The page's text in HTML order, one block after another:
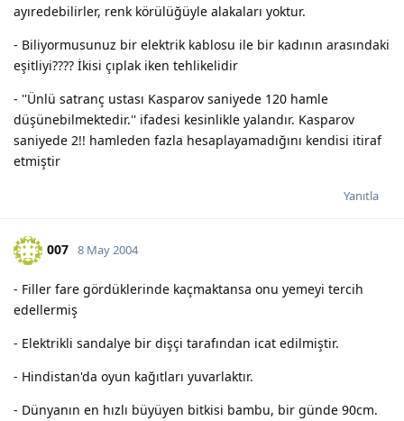
ayıredebilirler, renk körülüğüyle alakaları yoktur.
- Biliyormusunuz bir elektrik kablosu ile bir kadının arasındaki
eşitliyi???? İkisi çıplak iken tehlikelidir
- ''Ünlü satranç ustası Kasparov saniyede 120 hamle
düşünebilmektedir.'' ifadesi kesinlikle yalandır. Kasparov
saniyede 2!! hamleden fazla hesaplayamadığını kendisi itiraf
etmiştir
Yanıtla
007 8 May 2004
- Filler fare gördüklerinde kaçmaktansa onu yemeyi tercih
edellermiş
- Elektrikli sandalye bir dişçi tarafından icat edilmiştir.
- Hindistan'da oyun kağıtları yuvarlaktır.
- Dünyanın en hızlı büyüyen bitkisi bambu, bir günde 90cm.